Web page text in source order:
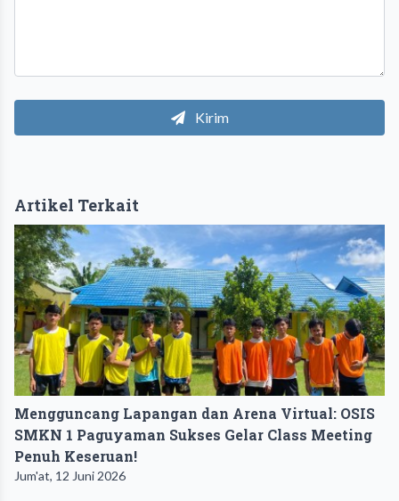
Kirim
Artikel Terkait
Mengguncang Lapangan dan Arena Virtual: OSIS
SMKN 1 Paguyaman Sukses Gelar Class Meeting
Penuh Keseruan!
Jum'at, 12 Juni 2026